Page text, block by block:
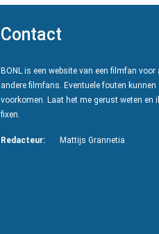
Contact
BONL is een website van een filmfan voor
andere filmfans. Eventuele fouten kunnen
voorkomen. Laat het me gerust weten en
fixen.
Redacteur: Mattijs Grannetia